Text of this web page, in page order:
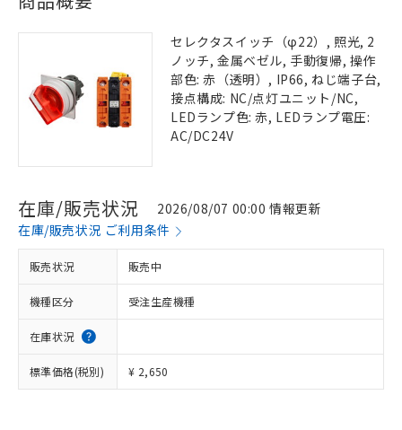
セレクタスイッチ（φ22）, 照光, 2
ノッチ, 金属ベゼル, 手動復帰, 操作
部色: 赤（透明）, IP66, ねじ端子台,
接点構成: NC/点灯ユニット/NC,
LEDランプ色: 赤, LEDランプ電圧:
AC/DC24V
在庫/販売状況
2026/08/07 00:00 情報更新
在庫/販売状況 ご利用条件
販売状況 販売中
機種区分 受注生産機種
在庫状況
標準価格(税別) ¥ 2,650